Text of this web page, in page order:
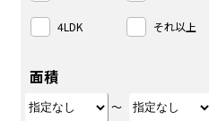
4LDK それ以上
面積
～